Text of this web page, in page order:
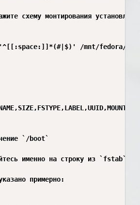
схему монтирования
/mnt/fedora/
`/boot`
именно на строку из `fstab`.
примерно: